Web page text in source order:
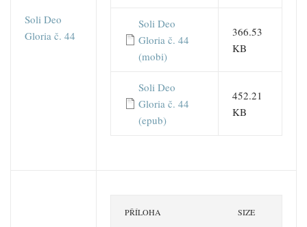
Soli Deo
Gloria č. 44
Soli Deo
Gloria č. 44
(mobi)
366.53
KB
Soli Deo
Gloria č. 44
(epub)
452.21
KB
PŘÍLOHA SIZE